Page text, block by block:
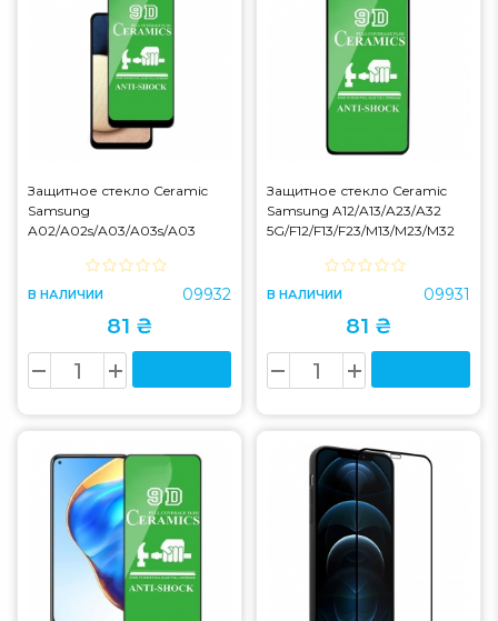
Защитное стекло Ceramic
Samsung
A02/A02s/A03/A03s/A03
Core/F02/F02s/F04 Black
В НАЛИЧИИ 09932
81 ₴
Защитное стекло Ceramic
Samsung A12/A13/A23/A32
5G/F12/F13/F23/M13/M23/M32
В НАЛИЧИИ 09931
81 ₴